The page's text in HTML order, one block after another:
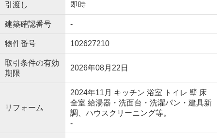
引渡し 即時
建築確認番号 -
物件番号 102627210
取引条件の有効
期限
2026年08月22日
リフォーム
2024年11月 キッチン 浴室 トイレ 壁 床
全室 給湯器・洗面台・洗濯パン・建具新
調、ハウスクリーニング等。
-